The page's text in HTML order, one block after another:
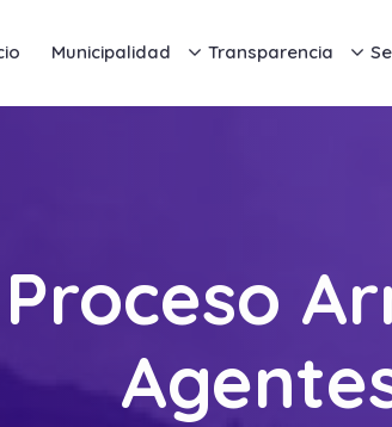
herramientas
Municipalidad Transparencia
Proceso